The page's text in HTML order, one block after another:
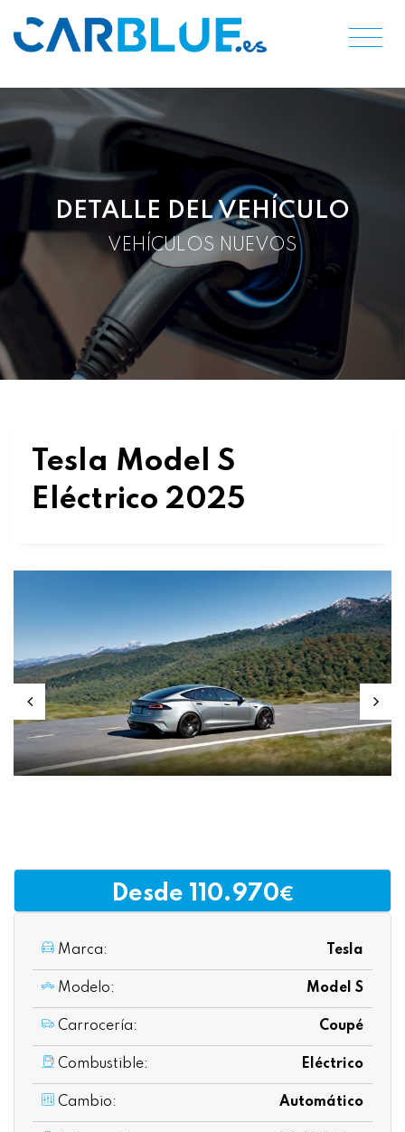
DETALLE DEL VEHÍCULO
VEHÍCULOS NUEVOS
Tesla Model S
Eléctrico 2025
Desde 110.970€
Marca: Tesla
Modelo: Model S
Carrocería: Coupé
Combustible: Eléctrico
Cambio: Automático